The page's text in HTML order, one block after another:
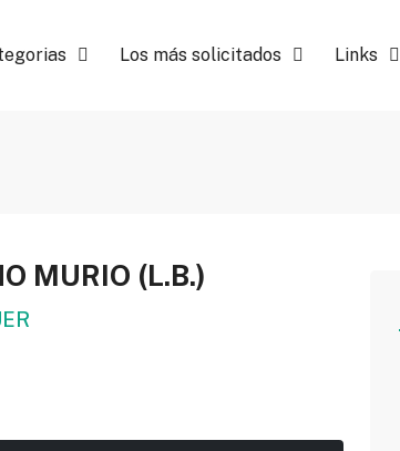
Los más solicitados Links
MURIO (L.B.)